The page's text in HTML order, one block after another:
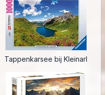
Tappenkarsee bij Kleinarl